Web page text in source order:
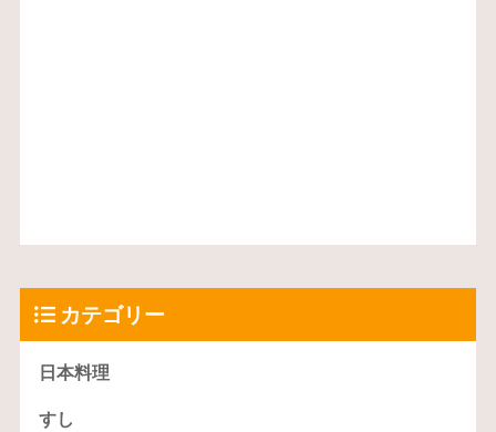
カテゴリー
日本料理
すし